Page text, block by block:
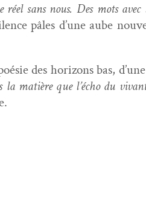
sans nous. Des mots
pâles d’une aube
des hori­zons bas,
la matière que l’é­cho du